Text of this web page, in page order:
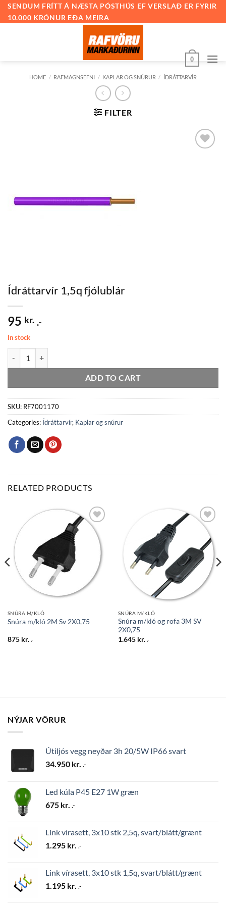
SkipSENDUM FRÍTT Á NÆSTA PÓSTHÚS EF VERSLAÐ ER FYRIR
10.000 KRÓNUR EÐA MEIRA
0
HOME / RAFMAGNSEFNI / KAPLAR OG SNÚRUR / ÍDRÁTTARVÍR
FILTER
Ídráttarvír 1,5q fjólublár
95 kr. .-
In stock
ADD TO CART
SKU: RF7001170
Categories: Ídráttarvír, Kaplar og snúrur
RELATED PRODUCTS
Bæta
við á
óskalista
SNÚRA M/KLÓ
Snúra m/kló 2M Sv 2X0,75
875 kr. .-
Bæta
óskalista
SNÚRA M/KLÓ
Snúra m/kló og rofa 3M SV
2X0,75
1.645 kr. .-
NÝJAR VÖRUR
Útiljós vegg neyðar 3h 20/5W IP66 svart
34.950 kr. .-
Led kúla P45 E27 1W græn
675 kr. .-
Link vírasett, 3x10 stk 2,5q, svart/blátt/grænt
1.295 kr. .-
Link vírasett, 3x10 stk 1,5q, svart/blátt/grænt
1.195 kr. .-